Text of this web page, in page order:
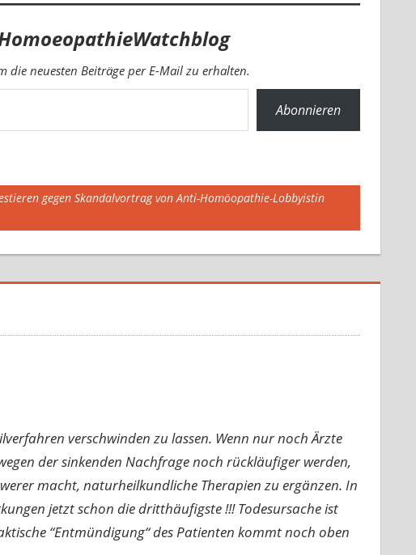
neuesten Beiträge per E-Mail zu erhalten.
Abonnieren
gegen Skandalvortrag von Anti-Homöopathie-Lobbyistin
verschwinden zu lassen. Wenn nur noch Ärzte
der sinkenden Nachfrage noch rückläufiger werden,
macht, naturheilkundliche Therapien zu ergänzen. In
jetzt schon die dritthäufigste !!! Todesursache ist
“Entmündigung“ des Patienten kommt noch oben